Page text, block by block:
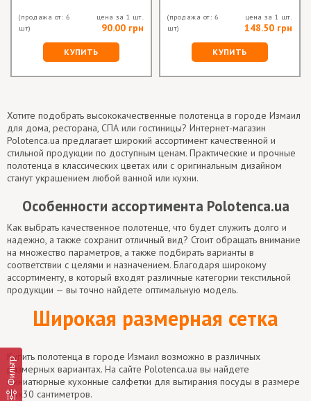
Фильтр
(продажа от: 6
шт)
цена за 1 шт.
90.00 грн
КУПИТЬ
(продажа от: 6
шт)
цена за 1 шт.
148.50 грн
КУПИТЬ
Хотите подобрать высококачественные полотенца в городе Измаил
для дома, ресторана, СПА или гостиницы? Интернет-магазин
Polotenca.ua предлагает широкий ассортимент качественной и
стильной продукции по доступным ценам. Практические и прочные
полотенца в классических цветах или с оригинальным дизайном
станут украшением любой ванной или кухни.
Особенности ассортимента Polotenca.ua
Как выбрать качественное полотенце, что будет служить долго и
надежно, а также сохранит отличный вид? Стоит обращать внимание
на множество параметров, а также подбирать варианты в
соответствии с целями и назначением. Благодаря широкому
ассортименту, в который входят различные категории текстильной
продукции — вы точно найдете оптимальную модель.
Широкая размерная сетка
Купить полотенца в городе Измаил возможно в различных
размерных вариантах. На сайте Polotenca.ua вы найдете
миниатюрные кухонные салфетки для вытирания посуды в размере
30х30 сантиметров.